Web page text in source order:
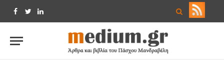
Facebook
TwitterLinkedIn